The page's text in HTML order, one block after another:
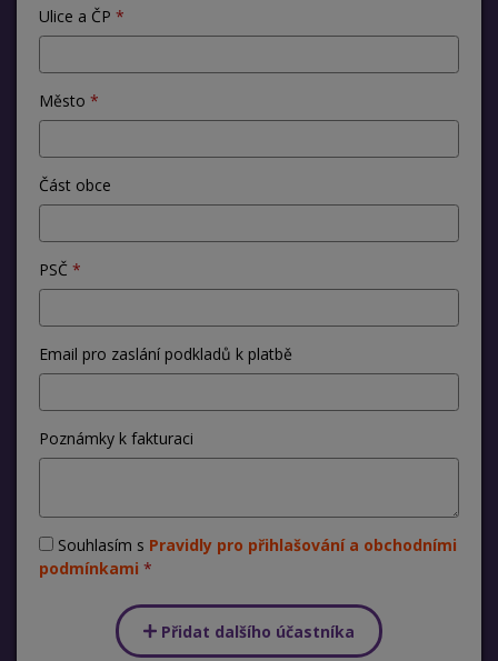
Ulice a ČP
Město
Část obce
PSČ
Email pro zaslání podkladů k platbě
Poznámky k fakturaci
Souhlasím s Pravidly pro přihlašování a obchodními
podmínkami
Přidat dalšího účastníka